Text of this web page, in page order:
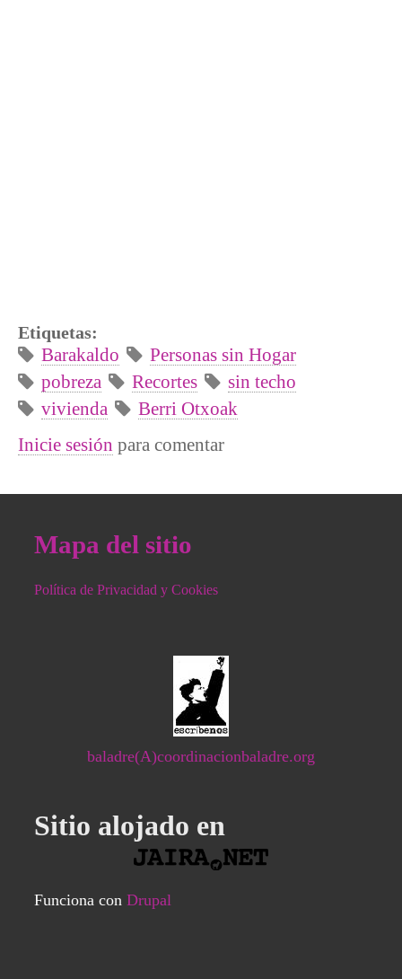
Etiquetas:
Barakaldo
Personas sin Hogar
pobreza
Recortes
sin techo
vivienda
Berri Otxoak
Inicie sesión para comentar
Mapa del sitio
Política de Privacidad y Cookies
baladre(A)coordinacionbaladre.org
Sitio alojado en
Funciona con Drupal